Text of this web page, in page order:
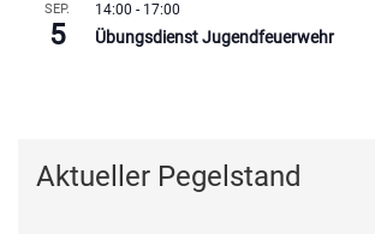
SEP.
5
14:00 - 17:00
Übungsdienst Jugendfeuerwehr
Aktueller Pegelstand